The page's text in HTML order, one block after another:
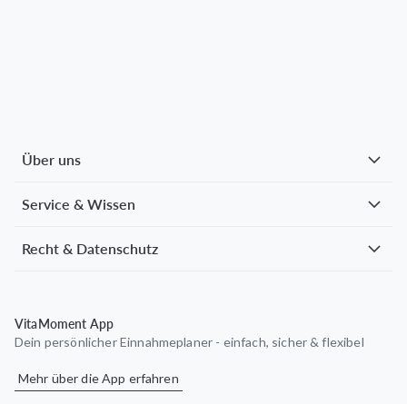
Über uns
Service & Wissen
Recht & Datenschutz
VitaMoment App
Dein persönlicher Einnahmeplaner - einfach, sicher & flexibel
Mehr über die App erfahren